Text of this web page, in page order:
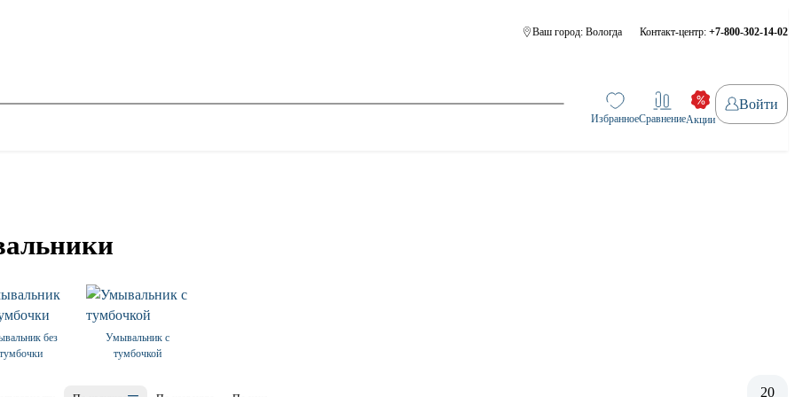
Ваш город: Вологда Контакт-центр: +7-800-302-14-02
ИзбранноеСравнениеАкции
Войти
без
тумбочки
Умывальник с
тумбочкой
20